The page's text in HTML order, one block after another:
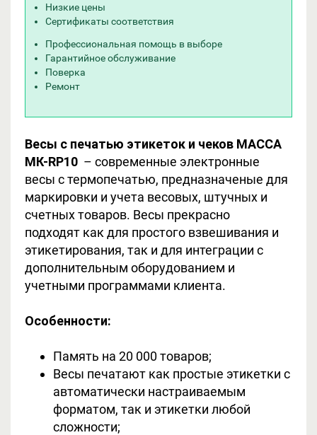
Низкие цены
Сертификаты соответствия
Профессиональная помощь в выборе
Гарантийное обслуживание
Поверка
Ремонт
Весы с печатью этикеток и чеков МАССА
МК-RP10 – современные электронные
весы с термопечатью, предназначеные для
маркировки и учета весовых, штучных и
счетных товаров. Весы прекрасно
подходят как для простого взвешивания и
этикетирования, так и для интеграции с
дополнительным оборудованием и
учетными программами клиента.
Особенности:
Память на 20 000 товаров;
Весы печатают как простые этикетки с
автоматически настраиваемым
форматом, так и этикетки любой
сложности;